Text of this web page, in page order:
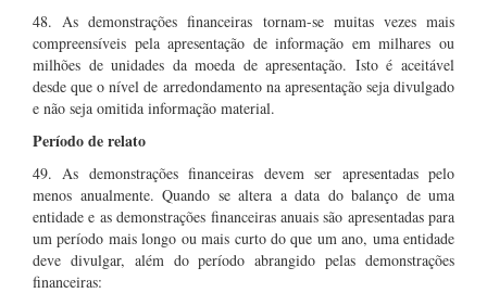
48. As demonstrações financeiras tornam-se muitas vezes mais
compreensíveis pela apresentação de informação em milhares ou
milhões de unidades da moeda de apresentação. Isto é aceitável
desde que o nível de arredondamento na apresentação seja divulgado
e não seja omitida informação material.
Período de relato
49. As demonstrações financeiras devem ser apresentadas pelo
menos anualmente. Quando se altera a data do balanço de uma
entidade e as demonstrações financeiras anuais são apresentadas para
um período mais longo ou mais curto do que um ano, uma entidade
deve divulgar, além do período abrangido pelas demonstrações
financeiras: